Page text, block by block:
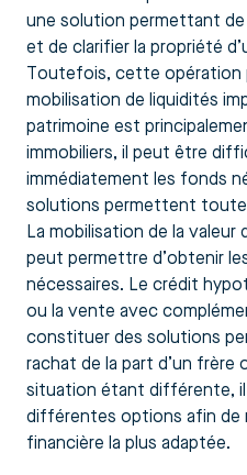
une solution permettant
et de clarifier la propriété
Toutefois, cette opération
mobilisation de liquidités
patrimoine est
immobiliers, il peut être
immédiatement les fonds
solutions permettent
La mobilisation de la valeur
peut permettre d’obtenir
nécessaires. Le crédit
ou la vente avec
constituer des solutions
rachat de la part d’un frère
situation étant différente, il
différentes options afin de
financière la plus adaptée.